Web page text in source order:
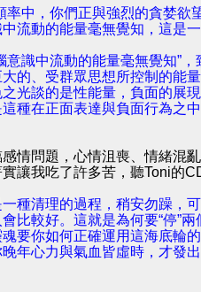
率中，你們正與強烈的貪婪
中流動的能量毫無覺知，這是
意識中流動的能量毫無覺知”
的、受群眾思想所控制的能
光談的是性能量，負面的展
這種在正面表達與負面行為之
感情問題，心情沮喪、情緒混
讓我吃了許多苦，聽Toni的
種清理的過程，稍安勿躁，
比較好。這就是為何要“停”
要你如何正確運用這海底輪
年心力與氣血皆虛時，才發